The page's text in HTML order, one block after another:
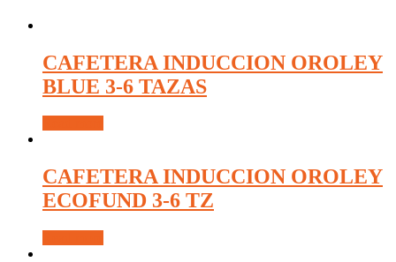
CAFETERA INDUCCION OROLEY
BLUE 3-6 TAZAS
CAFETERA INDUCCION OROLEY
ECOFUND 3-6 TZ